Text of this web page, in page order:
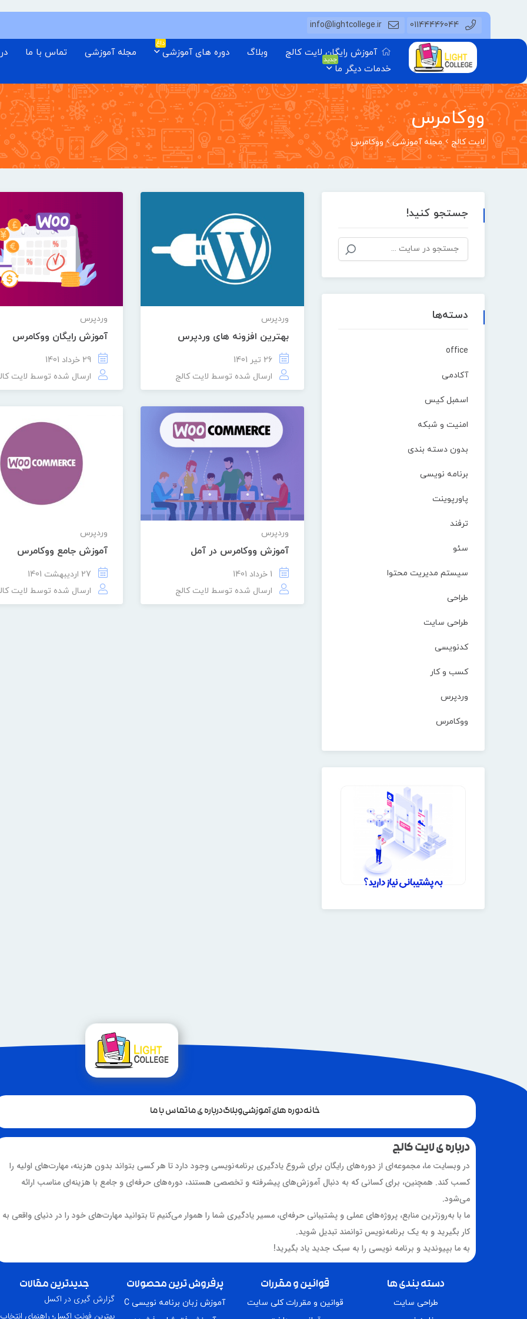
01144446044
info@lightcollege.ir
آموزش رایگان لایت کالج وبلاگ دوره های آموزشی
داغ
مجله آموزشی تماس با ما
خدمات دیگر ما
جدید
ووکامرس
لایت کالج مجله آموزشی ووکامرس
وردپرس
بهترین افزونه های وردپرس
26 تیر 1401
ارسال شده توسط لایت کالج
وردپرس
آموزش رایگان ووکامرس
ارسال شده توسط لایت
وردپرس
آموزش ووکامرس در آمل
ارسال شده توسط لایت کالج
وردپرس
آموزش جامع ووکامرس
ارسال شده توسط لایت
جستجو کنید!
دسته‌ها
office
آکادمی
اسمبل کیس
امنیت و شبکه
بدون دسته بندی
برنامه نویسی
پاورپوینت
ترفند
سئو
سیستم مدیریت محتوا
طراحی
طراحی سایت
کدنویسی
کسب و کار
وردپرس
ووکامرس
خانهدوره های آموزشیوبلاگدرباره ی ماتماس با ما
درباره ی لایت کالج
در وبسایت ما، مجموعه‌ای از دوره‌های رایگان برای شروع یادگیری برنامه‌نویسی وجود دارد تا هر کسی بتواند بدون هزینه، مهارت‌های اولیه را
کسب کند. همچنین، برای کسانی که به دنبال آموزش‌های پیشرفته و تخصصی هستند، دوره‌های حرفه‌ای و جامع با هزینه‌ای مناسب ارائه
می‌شود.
ما با به‌روزترین منابع، پروژه‌های عملی و پشتیبانی حرفه‌ای، مسیر یادگیری شما را هموار می‌کنیم تا بتوانید مهارت‌های خود را در دنیای واقعی به
کار بگیرید و به یک برنامه‌نویس توانمند تبدیل شوید.
به ما بپیوندید و برنامه نویسی را به سبک جدید یاد بگیرید!
دسته بندی ها
طراحی سایت
قوانین و مقررات
قوانین و مقررات کلی سایت
پرفروش ترین محصولات
آموزش زبان برنامه نویسی C
جدیدترین مقالات
گزارش گیری در اکسل
بهترین فونت اکسل؛ راهنمای انتخاب